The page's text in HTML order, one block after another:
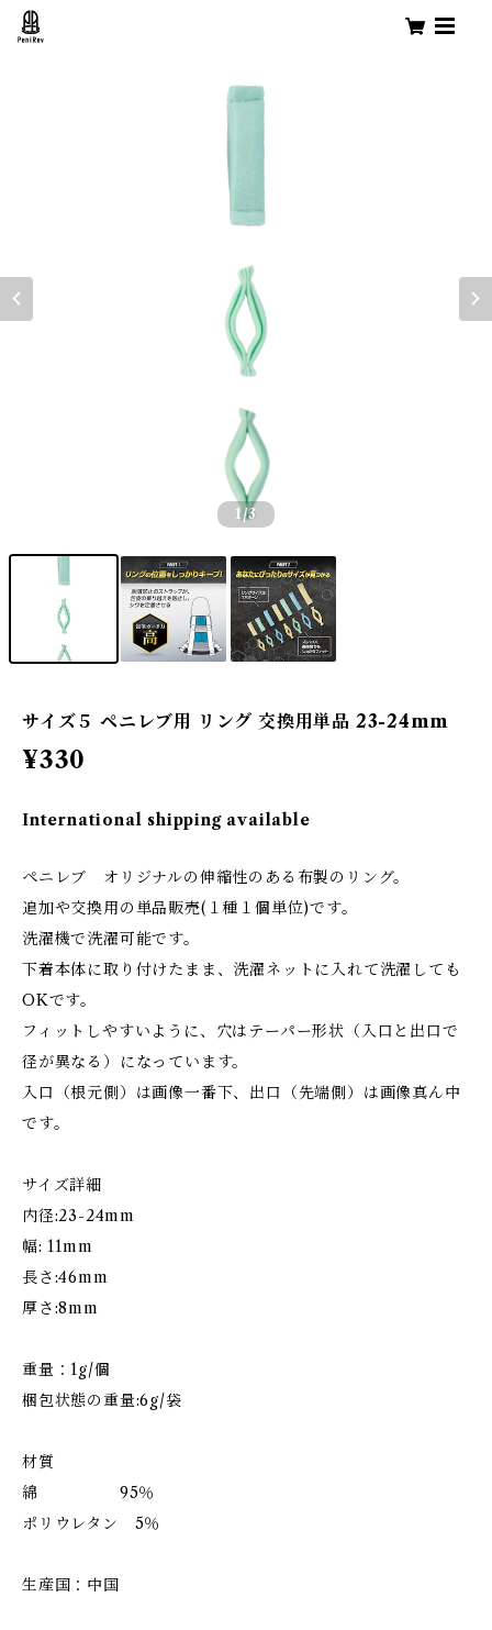
1/3
サイズ５ ペニレブ用 リング 交換用単品 23-24mm
¥330
International shipping available
ペニレブ オリジナルの伸縮性のある布製のリング。
追加や交換用の単品販売(１種１個単位)です。
洗濯機で洗濯可能です。
下着本体に取り付けたまま、洗濯ネットに入れて洗濯しても
OKです。
フィットしやすいように、穴はテーパー形状（入口と出口で
径が異なる）になっています。
入口（根元側）は画像一番下、出口（先端側）は画像真ん中
です。
サイズ詳細
内径:23-24mm
幅: 11mm
長さ:46mm
厚さ:8mm
重量：1g/個
梱包状態の重量:6g/袋
材質
綿 95％
ポリウレタン 5％
生産国：中国